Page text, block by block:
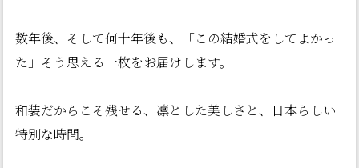
数年後、そして何十年後も、「この結婚式をしてよかっ
た」そう思える一枚をお届けします。
和装だからこそ残せる、凛とした美しさと、日本らしい
特別な時間。